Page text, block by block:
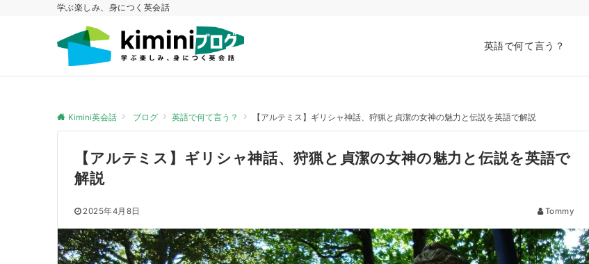
学ぶ楽しみ、身につく英会話
英語で何て言う？
Kimini英会話 ブログ 英語で何て言う？ 【アルテミス】ギリシャ神話、狩猟と貞潔の女神の魅力と伝説を英語で解説
【アルテミス】ギリシャ神話、狩猟と貞潔の女神の魅力と伝説を英語で
解説
2025年4月8日 Tommy